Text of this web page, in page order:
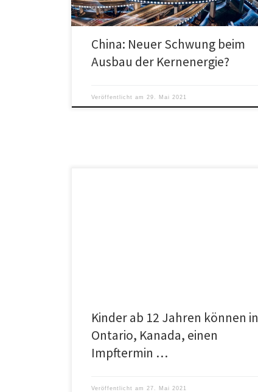
China: Neuer Schwung beim
Ausbau der Kernenergie?
Veröffentlicht am29. Mai 2021
Kinder ab 12 Jahren können in
Ontario, Kanada, einen
Impftermin …
Veröffentlicht am27. Mai 2021